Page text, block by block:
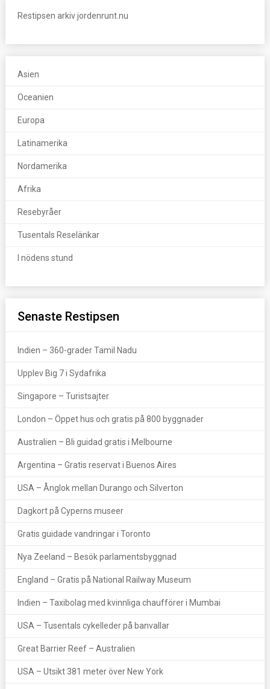
Restipsen arkiv jordenrunt.nu
Asien
Oceanien
Europa
Latinamerika
Nordamerika
Afrika
Resebyråer
Tusentals Reselänkar
I nödens stund
Senaste Restipsen
Indien – 360-grader Tamil Nadu
Upplev Big 7 i Sydafrika
Singapore – Turistsajter
London – Öppet hus och gratis på 800 byggnader
Australien – Bli guidad gratis i Melbourne
Argentina – Gratis reservat i Buenos Aires
USA – Ånglok mellan Durango och Silverton
Dagkort på Cyperns museer
Gratis guidade vandringar i Toronto
Nya Zeeland – Besök parlamentsbyggnad
England – Gratis på National Railway Museum
Indien – Taxibolag med kvinnliga chaufförer i Mumbai
USA – Tusentals cykelleder på banvallar
Great Barrier Reef – Australien
USA – Utsikt 381 meter över New York